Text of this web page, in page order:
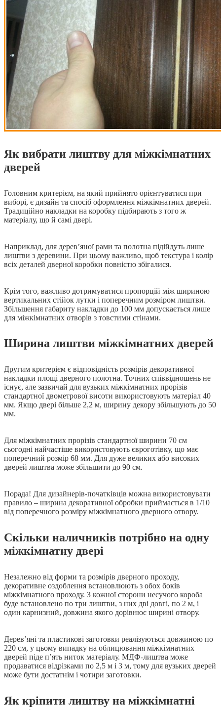
Як вибрати лиштву для міжкімнатних
дверей
Головним критерієм, на який прийнято орієнтуватися при
виборі, є дизайн та спосіб оформлення міжкімнатних дверей.
Традиційно накладки на коробку підбирають з того ж
матеріалу, що й самі двері.
Наприклад, для дерев’яної рами та полотна підійдуть лише
лиштви з деревини. При цьому важливо, щоб текстура і колір
всіх деталей дверної коробки повністю збігалися.
Крім того, важливо дотримуватися пропорцій між шириною
вертикальних стійок лутки і поперечним розміром лиштви.
Збільшення габариту накладки до 100 мм допускається лише
для міжкімнатних отворів з товстими стінами.
Ширина лиштви міжкімнатних дверей
Другим критерієм є відповідність розмірів декоративної
накладки площі дверного полотна. Точних співвідношень не
існує, але зазвичай для вузьких міжкімнатних прорізів
стандартної двометрової висоти використовують матеріал 40
мм. Якщо двері більше 2,2 м, ширину декору збільшують до 50
мм.
Для міжкімнатних прорізів стандартної ширини 70 см
сьогодні найчастіше використовують євроготівку, що має
поперечний розмір 68 мм. Для дуже великих або високих
дверей лиштва може збільшити до 90 см.
Порада! Для дизайнерів-початківців можна використовувати
правило – ширина декоративної обробки приймається в 1/10
від поперечного розміру міжкімнатного дверного отвору.
Скільки наличників потрібно на одну
міжкімнатну двері
Незалежно від форми та розмірів дверного проходу,
декоративне оздоблення встановлюють з обох боків
міжкімнатного проходу. З кожної сторони несучого короба
буде встановлено по три лиштви, з них дві довгі, по 2 м, і
один карнизний, довжина якого дорівнює ширині отвору.
Дерев’яні та пластикові заготовки реалізуються довжиною по
220 см, у цьому випадку на облицювання міжкімнатних
дверей піде п’ять ниток матеріалу. МДФ-лиштва може
продаватися відрізками по 2,5 м і 3 м, тому для вузьких дверей
може бути достатнім і чотири заготовки.
Як кріпити лиштву на міжкімнатні